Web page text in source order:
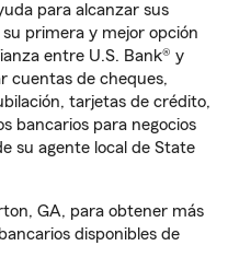
para alcanzar sus
primera y mejor opción
entre U.S. Bank® y
cuentas de cheques,
tarjetas de crédito,
bancarios para negocios
su agente local de State
GA, para obtener más
disponibles de